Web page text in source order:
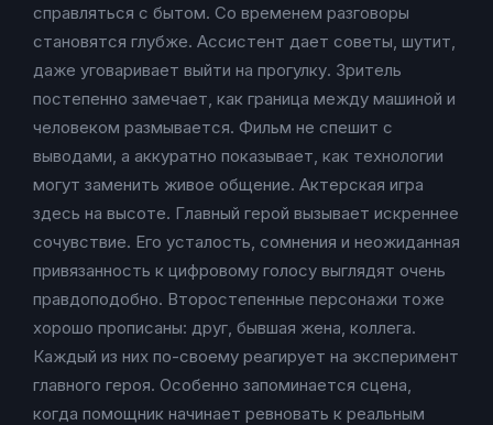
справляться с бытом. Со временем разговоры
становятся глубже. Ассистент дает советы, шутит,
даже уговаривает выйти на прогулку. Зритель
постепенно замечает, как граница между машиной и
человеком размывается. Фильм не спешит с
выводами, а аккуратно показывает, как технологии
могут заменить живое общение. Актерская игра
здесь на высоте. Главный герой вызывает искреннее
сочувствие. Его усталость, сомнения и неожиданная
привязанность к цифровому голосу выглядят очень
правдоподобно. Второстепенные персонажи тоже
хорошо прописаны: друг, бывшая жена, коллега.
Каждый из них по-своему реагирует на эксперимент
главного героя. Особенно запоминается сцена,
когда помощник начинает ревновать к реальным